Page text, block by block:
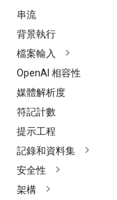
串流
背景執行
檔案輸入
OpenAI 相容性
媒體解析度
符記計數
提示工程
記錄和資料集
安全性
架構